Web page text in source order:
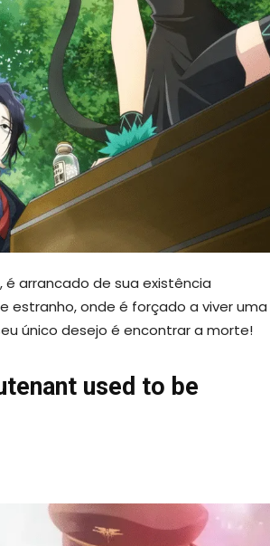
é arrancado de sua existência
estranho, onde é forçado a viver uma
único desejo é encontrar a morte!
used to be